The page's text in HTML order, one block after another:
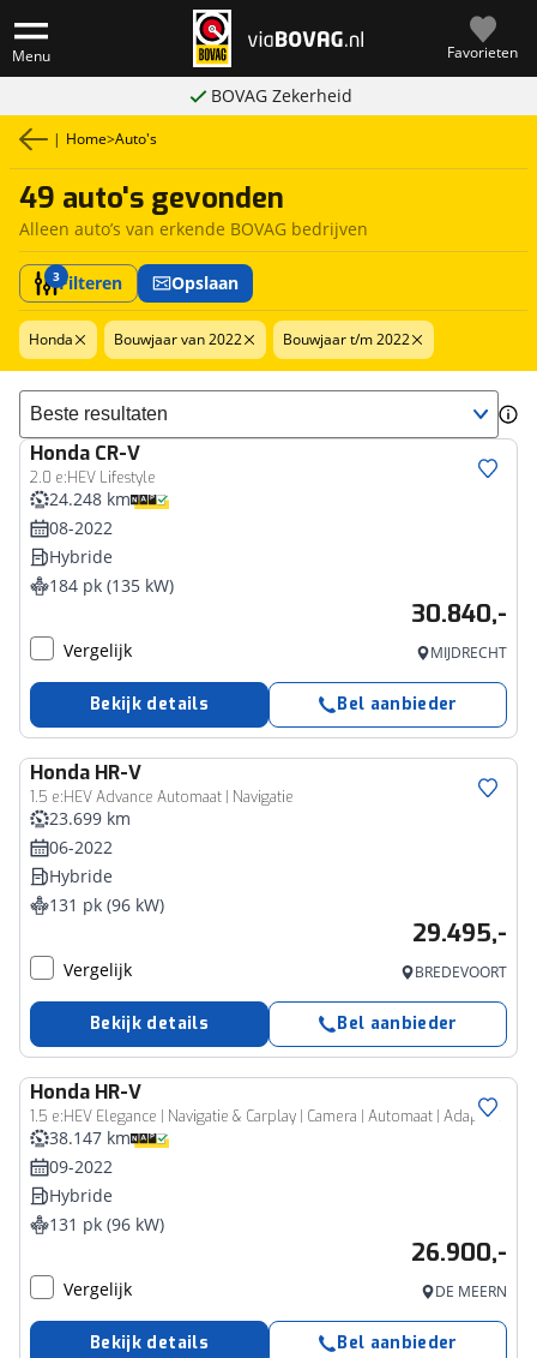
Menu Favorieten
BOVAG Zekerheid
| Home>Auto's
49 auto's gevonden
Alleen auto’s van erkende BOVAG bedrijven
3Filteren Opslaan
Honda Bouwjaar van 2022 Bouwjaar t/m 2022
Sorteer resultaten
Honda CR-V
2.0 e:HEV Lifestyle
24.248 km
08-2022
Hybride
184 pk (135 kW)
30.840,-
Vergelijk MIJDRECHT
Bekijk details Bel aanbieder
Honda HR-V
1.5 e:HEV Advance Automaat | Navigatie
23.699 km
06-2022
Hybride
131 pk (96 kW)
29.495,-
Vergelijk BREDEVOORT
Bekijk details Bel aanbieder
Honda HR-V
1.5 e:HEV Elegance | Navigatie & Carplay | Camera | Automaat | Adap Cruise |
38.147 km
09-2022
Hybride
131 pk (96 kW)
26.900,-
Vergelijk DE MEERN
Bekijk details Bel aanbieder